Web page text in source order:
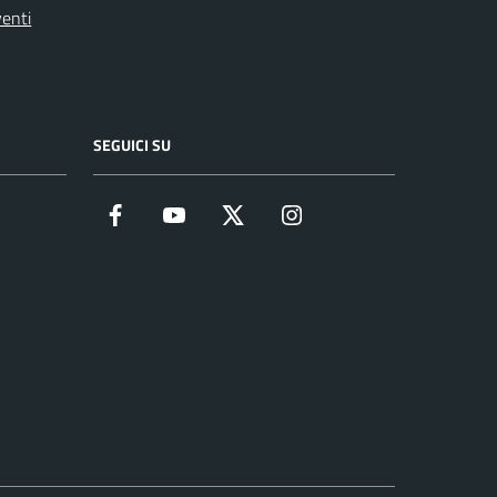
SEGUICI SU
Facebook YouTube Twitter